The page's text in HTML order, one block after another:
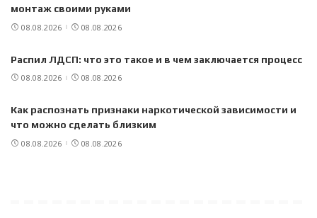
монтаж своими руками
08.08.2026 08.08.2026
Распил ЛДСП: что это такое и в чем заключается процесс
08.08.2026 08.08.2026
Как распознать признаки наркотической зависимости и
что можно сделать близким
08.08.2026 08.08.2026